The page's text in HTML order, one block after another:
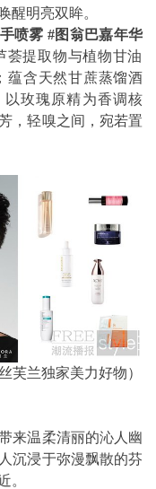
醒明亮双眸。
喷雾 #图翁巴嘉年华
荟提取物与植物甘油
蕴含天然甘蔗蒸馏酒
以玫瑰原精为香调核
，轻嗅之间，宛若置
芙兰独家美力好物）
温柔清丽的沁人幽
沉浸于弥漫飘散的芬
。